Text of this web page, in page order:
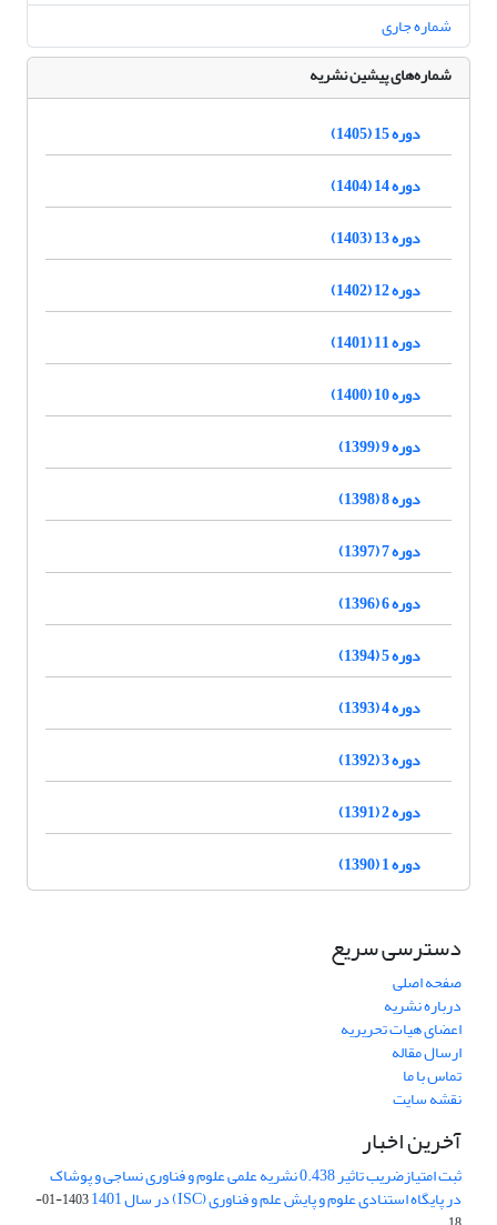
شماره جاری
شماره‌های پیشین نشریه
دوره 15 (1405)
دوره 14 (1404)
دوره 13 (1403)
دوره 12 (1402)
دوره 11 (1401)
دوره 10 (1400)
دوره 9 (1399)
دوره 8 (1398)
دوره 7 (1397)
دوره 6 (1396)
دوره 5 (1394)
دوره 4 (1393)
دوره 3 (1392)
دوره 2 (1391)
دوره 1 (1390)
دسترسی سریع
صفحه اصلی
درباره نشریه
اعضای هیات تحریریه
ارسال مقاله
تماس با ما
نقشه سایت
آخرین اخبار
ثبت امتیازضریب تاثیر 0.438 نشریه علمی علوم و فناوری نساجی و پوشاک
در پایگاه استنادی علوم و پایش علم و فناوری (ISC) در سال 1401
1403-01-